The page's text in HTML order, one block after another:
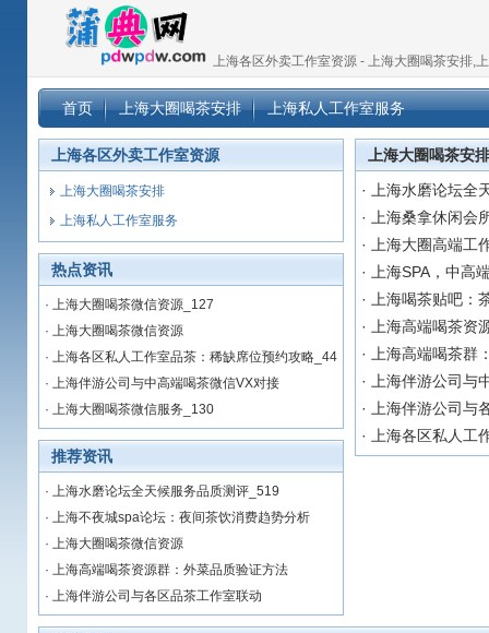
上海各区外卖工作室资源 - 上海大圈喝茶安排,
首页 上海大圈喝茶安排 上海私人工作室服务
上海各区外卖工作室资源
上海大圈喝茶安排
上海私人工作室服务
热点资讯
· 上海大圈喝茶微信资源_127
· 上海大圈喝茶微信资源
· 上海各区私人工作室品茶：稀缺席位预约攻略_44
· 上海伴游公司与中高端喝茶微信VX对接
· 上海大圈喝茶微信服务_130
推荐资讯
· 上海水磨论坛全天候服务品质测评_519
· 上海不夜城spa论坛：夜间茶饮消费趋势分析
· 上海大圈喝茶微信资源
· 上海高端喝茶资源群：外菜品质验证方法
· 上海伴游公司与各区品茶工作室联动
上海大圈喝茶安排
·
上海水磨论坛全
·
上海桑拿休闲会
·
上海大圈高端工
·
上海SPA，中高
·
上海喝茶贴吧：
·
上海高端喝茶资
·
上海高端喝茶群
·
上海伴游公司与
·
上海伴游公司与
·
上海各区私人工